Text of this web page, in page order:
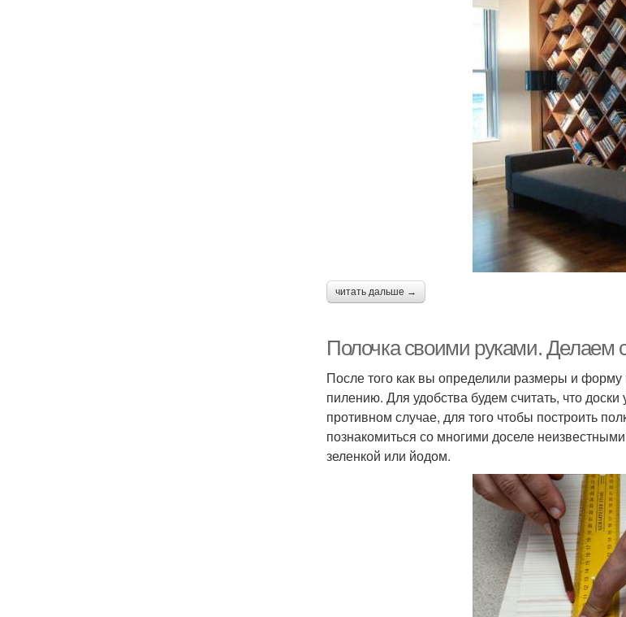
читать дальше →
Полочка своими руками. Делаем
После того как вы определили размеры и
пилению. Для удобства будем считать, что
противном случае, для того чтобы построить
познакомиться со многими доселе
зеленкой или йодом.